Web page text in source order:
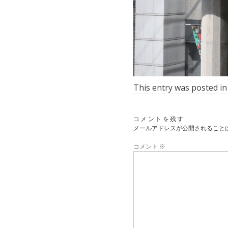
This entry was posted
コメントを残す
メールアドレスが公開されること
コメント ※